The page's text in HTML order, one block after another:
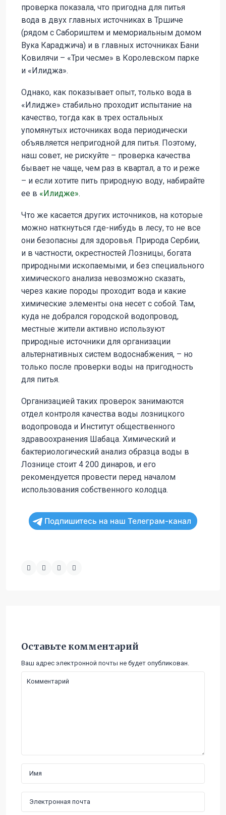
проверка показала, что пригодна для питья
вода в двух главных источниках в Тршиче
(рядом с Сабориштем и мемориальным домом
Вука Караджича) и в главных источниках Бани
Ковилячи – «Три чесме» в Королевском парке
и «Илиджа».
Однако, как показывает опыт, только вода в
«Илидже» стабильно проходит испытание на
качество, тогда как в трех остальных
упомянутых источниках вода периодически
объявляется непригодной для питья. Поэтому,
наш совет, не рискуйте – проверка качества
бывает не чаще, чем раз в квартал, а то и реже
– и если хотите пить природную воду, набирайте
ее в «Илидже».
Что же касается других источников, на которые
можно наткнуться где-нибудь в лесу, то не все
они безопасны для здоровья. Природа Сербии,
и в частности, окрестностей Лозницы, богата
природными ископаемыми, и без специального
химического анализа невозможно сказать,
через какие породы проходит вода и какие
химические элементы она несет с собой. Там,
куда не добрался городской водопровод,
местные жители активно используют
природные источники для организации
альтернативных систем водоснабжения, – но
только после проверки воды на пригодность
для питья.
Организацией таких проверок занимаются
отдел контроля качества воды лозницкого
водопровода и Институт общественного
здравоохранения Шабаца. Химический и
бактериологический анализ образца воды в
Лознице стоит 4 200 динаров, и его
рекомендуется провести перед началом
использования собственного колодца.
Подпишитесь на наш Телеграм-канал
Оставьте комментарий
Ваш адрес электронной почты не будет опубликован.